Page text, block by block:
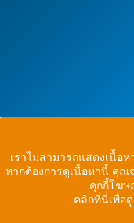
เราไม่สามารถแสดงเนื้อ
หากต้องการดูเนื้อหานี้ คุณ
คุกกี้โฆษ
คลิกที่นี่เพื่อ